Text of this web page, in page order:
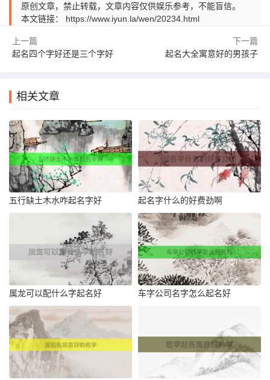
原创文章，禁止转载，文章内容仅供娱乐参考，不能盲信。
本文链接： https://www.iyun.la/wen/20234.html
上一篇
起名四个字好还是三个字好
下一篇
起名大全寓意好的男孩子
相关文章
五行缺土木水咋起名字好 起名字什么的好费劲啊
属龙可以配什么字起名好 车字公司名字怎么起名好